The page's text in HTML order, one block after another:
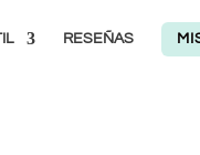
RESEÑAS